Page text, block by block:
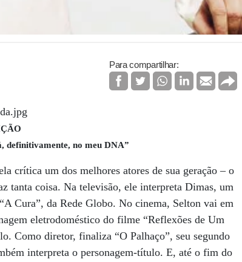
Para compartilhar:
definitivamente, no meu DNA”
crítica um dos melhores atores de sua geração – o
tanta coisa. Na televisão, ele interpreta Dimas, um
Cura”, da Rede Globo. No cinema, Selton vai em
eletrodoméstico do filme “Reflexões de Um
Como diretor, finaliza “O Palhaço”, seu segundo
interpreta o personagem-título. E, até o fim do